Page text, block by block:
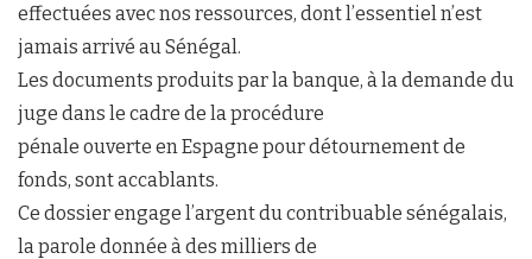
effectuées avec nos ressources, dont l’essentiel n’est
jamais arrivé au Sénégal.
Les documents produits par la banque, à la demande du
juge dans le cadre de la procédure
pénale ouverte en Espagne pour détournement de
fonds, sont accablants.
Ce dossier engage l’argent du contribuable sénégalais,
la parole donnée à des milliers de